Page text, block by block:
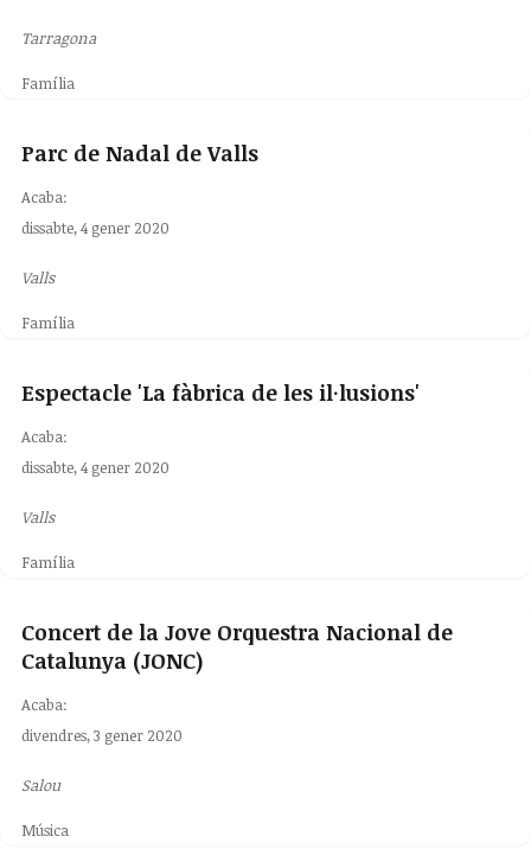
Tarragona
Família
Parc de Nadal de Valls
Acaba:
dissabte, 4 gener 2020
Valls
Família
Espectacle 'La fàbrica de les il·lusions'
Acaba:
dissabte, 4 gener 2020
Valls
Família
Concert de la Jove Orquestra Nacional de
Catalunya (JONC)
Acaba:
divendres, 3 gener 2020
Salou
Música